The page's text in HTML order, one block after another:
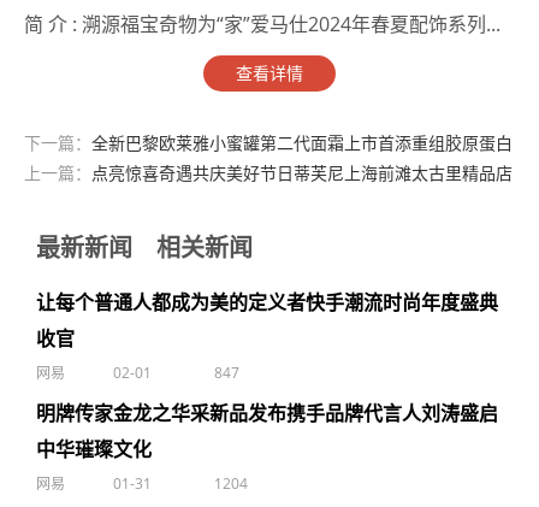
简 介 : 溯源福宝奇物为“家”爱马仕2024年春夏配饰系列...
查看详情
下一篇： 全新巴黎欧莱雅小蜜罐第二代面霜上市首添重组胶原蛋白
上一篇： 点亮惊喜奇遇共庆美好节日蒂芙尼上海前滩太古里精品店
最新新闻 相关新闻
让每个普通人都成为美的定义者快手潮流时尚年度盛典
收官
网易 02-01 847
明牌传家金龙之华采新品发布携手品牌代言人刘涛盛启
中华璀璨文化
网易 01-31 1204